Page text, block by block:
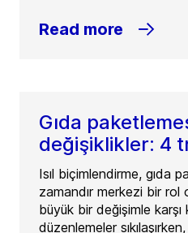
Read more
Gıda
değişiklikler: 4
Isıl biçimlendirme, gıda
zamandır merkezi bir rol
büyük bir değişimle karşı
düzenlemeler